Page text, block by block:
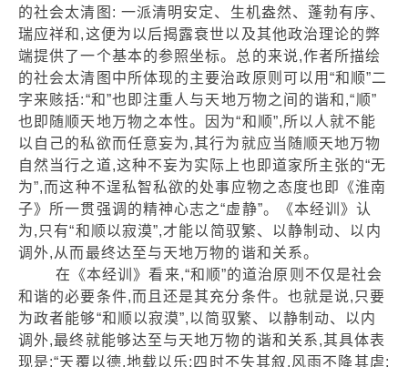
的社会太清图: 一派清明安定、生机盎然、蓬勃有序、
瑞应祥和,这便为以后揭露衰世以及其他政治理论的弊
端提供了一个基本的参照坐标。总的来说,作者所描绘
的社会太清图中所体现的主要治政原则可以用“和顺”二
字来赅括:“和”也即注重人与天地万物之间的谐和,“顺”
也即随顺天地万物之本性。因为“和顺”,所以人就不能
以自己的私欲而任意妄为,其行为就应当随顺天地万物
自然当行之道,这种不妄为实际上也即道家所主张的“无
为”,而这种不逞私智私欲的处事应物之态度也即《淮南
子》所一贯强调的精神心志之“虚静”。《本经训》认
为,只有“和顺以寂漠”,才能以简驭繁、以静制动、以内
调外,从而最终达至与天地万物的谐和关系。
在《本经训》看来,“和顺”的道治原则不仅是社会
和谐的必要条件,而且还是其充分条件。也就是说,只要
为政者能够“和顺以寂漠”,以简驭繁、以静制动、以内
调外,最终就能够达至与天地万物的谐和关系,其具体表
现是:“天覆以德,地载以乐;四时不失其叙,风雨不降其虐;